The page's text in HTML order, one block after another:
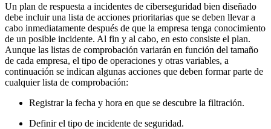
Un plan de respuesta a incidentes de ciberseguridad bien diseñado
debe incluir una lista de acciones prioritarias que se deben llevar a
cabo inmediatamente después de que la empresa tenga conocimiento
de un posible incidente. Al fin y al cabo, en esto consiste el plan.
Aunque las listas de comprobación variarán en función del tamaño
de cada empresa, el tipo de operaciones y otras variables, a
continuación se indican algunas acciones que deben formar parte de
cualquier lista de comprobación:
Registrar la fecha y hora en que se descubre la filtración.
Definir el tipo de incidente de seguridad.